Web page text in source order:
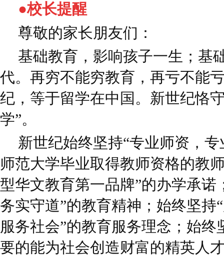
●校长提醒
尊敬的家长朋友们：
基础教育，影响孩子一生；基
代。再穷不能穷教育，再亏不能
纪，等于留学在中国。新世纪恪
学”。
新世纪始终坚持“专业师资，
师范大学毕业取得教师资格的教
型华文教育第一品牌”的办学承诺
务实守道”的教育精神；始终坚持
服务社会”的教育服务理念；始终
要的能为社会创造财富的精英人